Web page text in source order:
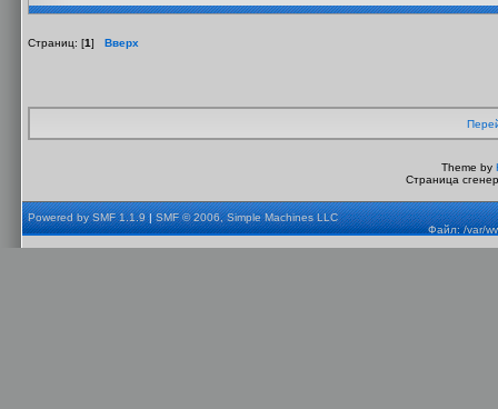
Страниц: [1] Вверх
Theme by
Страница
Powered by SMF 1.1.9|SMF © 2006, Simple Machines LLC
Файл: /var/